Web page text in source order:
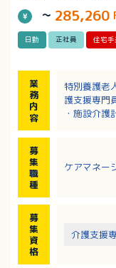
～ 285,260
日勤 正社員 住宅手
業
務
内
容
特別養護老
護支援専門
・施設介
募
集
職
種
ケアマネー
募
集
資
格
介護支援